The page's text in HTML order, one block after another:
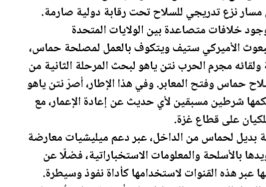
مسار نزع تدريجي للسلاح تحت رقابة دولية صارمة.
خلافات متصاعدة بينالولايات المتحدة
الأميركي ستيف ويتكوف بالعمل لمصلحة حماس،
مجرم الحرب نتن ياهو لبحث المرحلة الثانية من
حماس وفتح المعابر. وفي هذا الإطار، أصرّ نتن ياهو
شرطين مسبقين لأي حديث عن إعادة الإعمار، مع
على قطاع غزة.
بديل لحماس من الداخل، عبر دعم ميليشيات معارضة
بالأسلحة والمعلومات الاستخباراتية، فضلًا عن
عبر هذه القنوات لاستخدامها كأداة نفوذ وسيطرة.